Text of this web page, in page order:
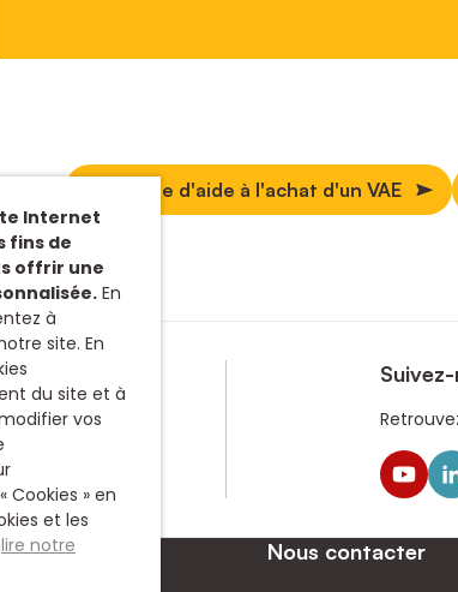
Demande d'aide à l'achat d'un VAE
Nous contacter
Internet
fins de
offrir une
En
à
site. En
du site et à
vos
Cookies » en
et les
lire notre